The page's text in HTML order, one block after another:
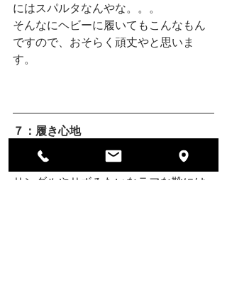
にはスパルタなんやな。。。
そんなにヘビーに履いてもこんなもん
ですので、おそらく頑丈やと思いま
す。
７：履き心地
2019ver 『サイドライニング』
サンダルやサボみたいなラフな靴には